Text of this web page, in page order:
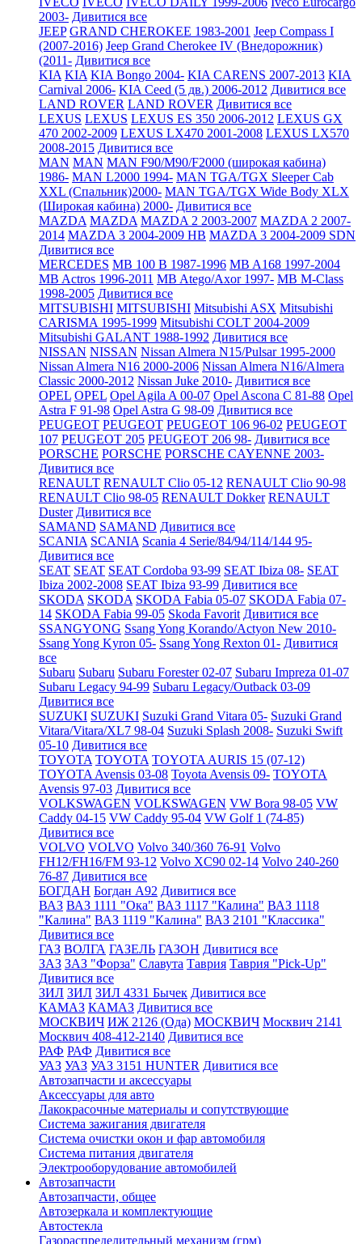
2003- Дивитися все
JEEP GRAND CHEROKEE 1983-2001 Jeep Compass I
(2007-2016) Jeep Grand Cherokee IV (Внедорожник)
(2011- Дивитися все
KIA KIA KIA Bongo 2004- KIA CARENS 2007-2013 KIA
Carnival 2006- KIA Ceed (5 дв.) 2006-2012 Дивитися все
LAND ROVER LAND ROVER Дивитися все
LEXUS LEXUS LEXUS ES 350 2006-2012 LEXUS GX
470 2002-2009 LEXUS LX470 2001-2008 LEXUS LX570
2008-2015 Дивитися все
MAN MAN MAN F90/M90/F2000 (широкая кабина)
1986- MAN L2000 1994- MAN TGA/TGX Sleeper Cab
XXL (Спальник)2000- MAN TGA/TGX Wide Body XLX
(Широкая кабина) 2000- Дивитися все
MAZDA MAZDA MAZDA 2 2003-2007 MAZDA 2 2007-
2014 MAZDA 3 2004-2009 HB MAZDA 3 2004-2009 SDN
Дивитися все
MERCEDES MB 100 B 1987-1996 MB A168 1997-2004
MB Actros 1996-2011 MB Atego/Axor 1997- MB M-Class
1998-2005 Дивитися все
MITSUBISHI MITSUBISHI Mitsubishi ASX Mitsubishi
CARISMA 1995-1999 Mitsubishi COLT 2004-2009
Mitsubishi GALANT 1988-1992 Дивитися все
NISSAN NISSAN Nissan Almera N15/Pulsar 1995-2000
Nissan Almera N16 2000-2006 Nissan Almera N16/Almera
Classic 2000-2012 Nissan Juke 2010- Дивитися все
OPEL OPEL Opel Agila A 00-07 Opel Ascona C 81-88 Opel
Astra F 91-98 Opel Astra G 98-09 Дивитися все
PEUGEOT PEUGEOT PEUGEOT 106 96-02 PEUGEOT
107 PEUGEOT 205 PEUGEOT 206 98- Дивитися все
PORSCHE PORSCHE PORSCHE CAYENNE 2003-
Дивитися все
RENAULT RENAULT Clio 05-12 RENAULT Clio 90-98
RENAULT Clio 98-05 RENAULT Dokker RENAULT
Duster Дивитися все
SAMAND SAMAND Дивитися все
SCANIA SCANIA Scania 4 Serie/84/94/114/144 95-
Дивитися все
SEAT SEAT SEAT Cordoba 93-99 SEAT Ibiza 08- SEAT
Ibiza 2002-2008 SEAT Ibiza 93-99 Дивитися все
SKODA SKODA SKODA Fabia 05-07 SKODA Fabia 07-
14 SKODA Fabia 99-05 Skoda Favorit Дивитися все
SSANGYONG Ssang Yong Korando/Actyon New 2010-
Ssang Yong Kyron 05- Ssang Yong Rexton 01- Дивитися
все
Subaru Subaru Subaru Forester 02-07 Subaru Impreza 01-07
Subaru Legacy 94-99 Subaru Legacy/Outback 03-09
Дивитися все
SUZUKI SUZUKI Suzuki Grand Vitara 05- Suzuki Grand
Vitara/Vitara/XL7 98-04 Suzuki Splash 2008- Suzuki Swift
05-10 Дивитися все
TOYOTA TOYOTA TOYOTA AURIS 15 (07-12)
TOYOTA Avensis 03-08 Toyota Avensis 09- TOYOTA
Avensis 97-03 Дивитися все
VOLKSWAGEN VOLKSWAGEN VW Bora 98-05 VW
Caddy 04-15 VW Caddy 95-04 VW Golf 1 (74-85)
Дивитися все
VOLVO VOLVO Volvo 340/360 76-91 Volvo
FH12/FH16/FM 93-12 Volvo XC90 02-14 Volvo 240-260
76-87 Дивитися все
БОГДАН Богдан А92 Дивитися все
ВАЗ ВАЗ 1111 "Ока" ВАЗ 1117 "Калина" ВАЗ 1118
"Калина" ВАЗ 1119 "Калина" ВАЗ 2101 "Классика"
Дивитися все
ГАЗ ВОЛГА ГАЗЕЛЬ ГАЗОН Дивитися все
ЗАЗ ЗАЗ "Форза" Славута Таврия Таврия "Pick-Up"
Дивитися все
ЗИЛ ЗИЛ ЗИЛ 4331 Бычек Дивитися все
КАМАЗ КАМАЗ Дивитися все
МОСКВИЧ ИЖ 2126 (Ода) МОСКВИЧ Москвич 2141
Москвич 408-412-2140 Дивитися все
РАФ РАФ Дивитися все
УАЗ УАЗ УАЗ 3151 HUNTER Дивитися все
Автозапчасти и аксессуары
Аксессуары для авто
Лакокрасочные материалы и сопутствующие
Система зажигания двигателя
Система очистки окон и фар автомобиля
Система питания двигателя
Электрооборудование автомобилей
Автозапчасти
Автозапчасти, общее
Автозеркала и комплектующие
Автостекла
Газораспределительный механизм (грм)